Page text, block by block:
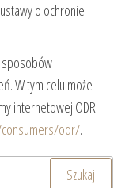
o ochronie
sposobów
W tym celu może
internetowej ODR
odr/.
Szukaj